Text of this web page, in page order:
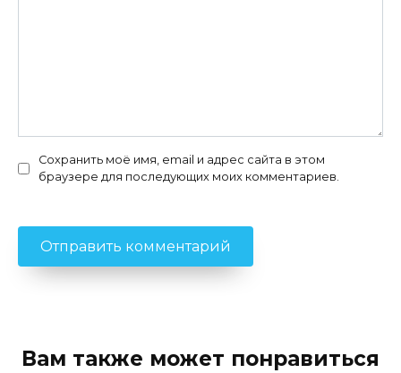
Сохранить моё имя, email и адрес сайта в этом
браузере для последующих моих комментариев.
Вам также может понравиться